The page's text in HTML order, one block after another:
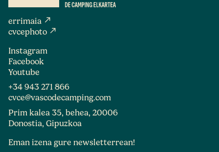
errimaia north_east
cvcephoto north_east
Instagram
Facebook
Youtube
+34 943 271 866
cvce@vascodecamping.com
Prim kalea 35, behea, 20006
Donostia, Gipuzkoa
Eman izena gure newsletterrean!